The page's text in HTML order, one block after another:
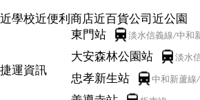
近學校近便利商店近百貨公司 近公園
捷運資訊
東門站 淡水信義線/中和
大安森林公園站 淡水
忠孝新生站 中和新蘆線